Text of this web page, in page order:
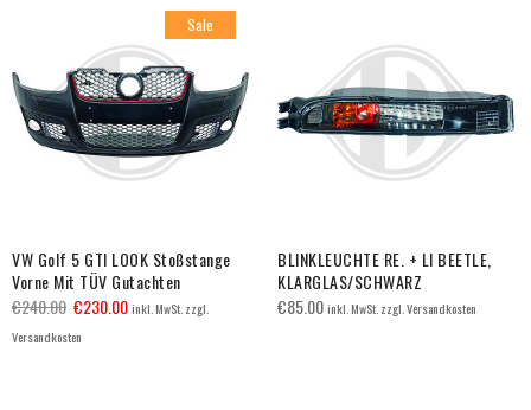
Sale
VW Golf 5 GTI LOOK Stoßstange
Vorne Mit TÜV Gutachten
€240.00 €230.00inkl. MwSt. zzgl.
Versandkosten
BLINKLEUCHTE RE. + LI BEETLE,
KLARGLAS/SCHWARZ
€85.00inkl. MwSt. zzgl. Versandkosten